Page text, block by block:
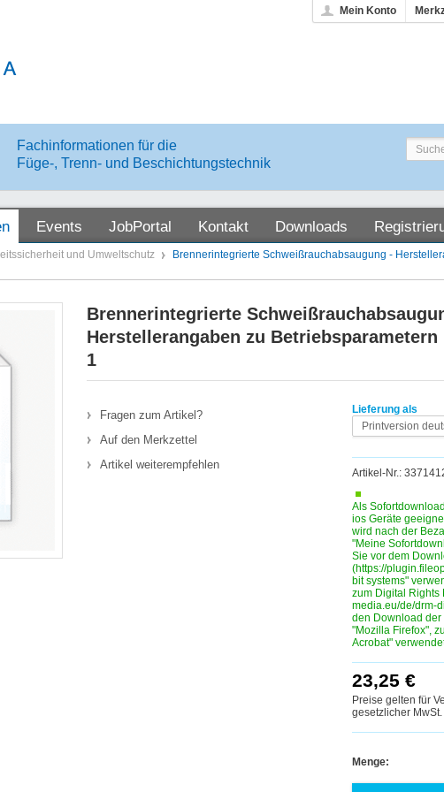
Mein Konto
Fachinformationen für die
Füge-, Trenn- und Beschichtungstechnik
Events JobPortal Kontakt Downloads
und Umweltschutz
Brennerintegrierte Schweißrauchabsaugung -
Brennerintegrierte
Herstellerangaben zu Betriebsparametern
1
Fragen zum Artikel?
Auf den Merkzettel
Artikel weiterempfehlen
Lieferung als
Printversion
Artikel-Nr.:
Als
ios Geräte
wird nach der
"Meine
Sie vor dem
(https://
bit systems"
zum Digital Rights
media.eu/de/drm-
den Download
"Mozilla Firefox",
Acrobat"
23,25 €
Preise gelten für
gesetzlicher MwSt.
Menge: